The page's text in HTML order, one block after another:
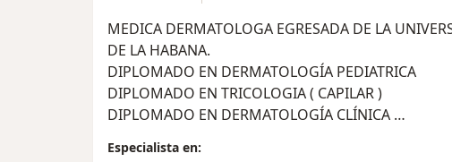
MEDICA DERMATOLOGA EGRESADA DE LA UNIVERSIDAD DE CIENCIAS MEDICAS
DE LA HABANA.
DIPLOMADO EN DERMATOLOGÍA PEDIATRICA
DIPLOMADO EN TRICOLOGIA ( CAPILAR )
DIPLOMADO EN DERMATOLOGÍA CLÍNICA
Especialista en: